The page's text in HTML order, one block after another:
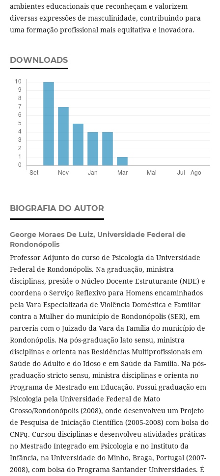
ambientes educacionais que reconheçam e valorizem
diversas expressões de masculinidade, contribuindo para
uma formação profissional mais equitativa e inovadora.
DOWNLOADS
BIOGRAFIA DO AUTOR
George Moraes De Luiz, Universidade Federal de
Rondonópolis
Professor Adjunto do curso de Psicologia da Universidade
Federal de Rondonópolis. Na graduação, ministra
disciplinas, preside o Núcleo Docente Estruturante (NDE) e
coordena o Serviço Reflexivo para Homens encaminhados
pela Vara Especializada de Violência Doméstica e Familiar
contra a Mulher do município de Rondonópolis (SER), em
parceria com o Juizado da Vara da Família do município de
Rondonópolis. Na pós-graduação lato sensu, ministra
disciplinas e orienta nas Residências Multiprofissionais em
Saúde do Adulto e do Idoso e em Saúde da Família. Na pós-
graduação stricto sensu, ministra disciplinas e orienta no
Programa de Mestrado em Educação. Possui graduação em
Psicologia pela Universidade Federal de Mato
Grosso/Rondonópolis (2008), onde desenvolveu um Projeto
de Pesquisa de Iniciação Científica (2005-2008) com bolsa do
CNPq. Cursou disciplinas e desenvolveu atividades práticas
no Mestrado Integrado em Psicologia e no Instituto da
Infância, na Universidade do Minho, Braga, Portugal (2007-
2008), com bolsa do Programa Santander Universidades. É